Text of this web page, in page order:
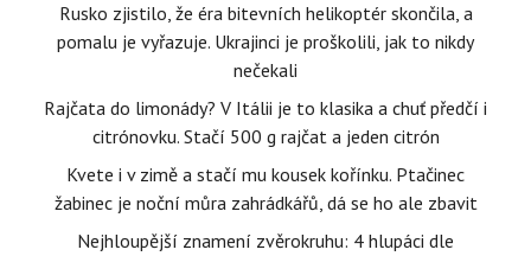
Rusko zjistilo, že éra bitevních helikoptér skončila, a
pomalu je vyřazuje. Ukrajinci je proškolili, jak to nikdy
nečekali
Rajčata do limonády? V Itálii je to klasika a chuť předčí i
citrónovku. Stačí 500 g rajčat a jeden citrón
Kvete i v zimě a stačí mu kousek kořínku. Ptačinec
žabinec je noční můra zahrádkářů, dá se ho ale zbavit
Nejhloupější znamení zvěrokruhu: 4 hlupáci dle